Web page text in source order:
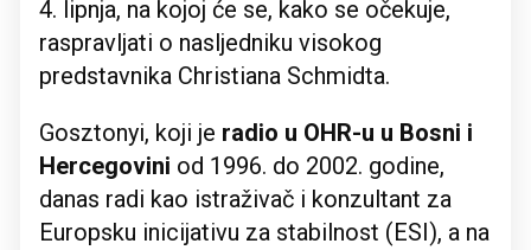
4. lipnja, na kojoj će se, kako se očekuje,
raspravljati o nasljedniku visokog
predstavnika Christiana Schmidta.
Gosztonyi, koji je radio u OHR-u u Bosni i
Hercegovini od 1996. do 2002. godine,
danas radi kao istraživač i konzultant za
Europsku inicijativu za stabilnost (ESI), a na